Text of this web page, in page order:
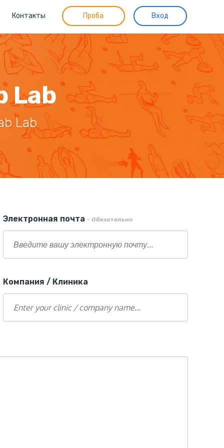
Контакты Проба Вход
Lab
Lab
Электронная почта - Обязательно
Компания / Клиника